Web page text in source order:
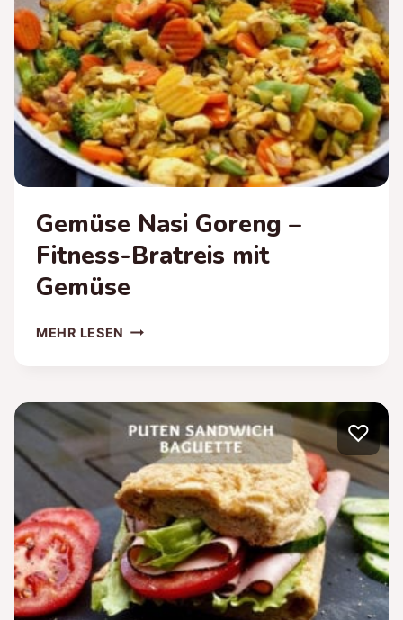
Gemüse Nasi Goreng –
Fitness-Bratreis mit
Gemüse
MEHR LESEN GEMÜSE
FITNESS-
BRATREIS
MIT
GEMÜSE
♡